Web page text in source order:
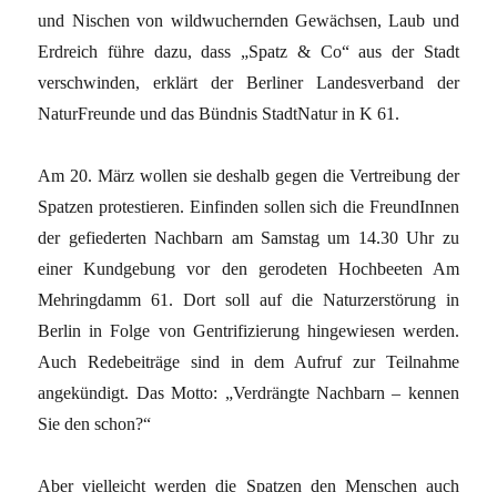
und Nischen von wildwuchernden Gewächsen, Laub und
Erdreich führe dazu, dass „Spatz & Co“ aus der Stadt
verschwinden, erklärt der Berliner Landesverband der
NaturFreunde und das Bündnis StadtNatur in K 61.
Am 20. März wollen sie deshalb gegen die Vertreibung der
Spatzen protestieren. Einfinden sollen sich die FreundInnen
der gefiederten Nachbarn am Samstag um 14.30 Uhr zu
einer Kundgebung vor den gerodeten Hochbeeten Am
Mehringdamm 61. Dort soll auf die Naturzerstörung in
Berlin in Folge von Gentrifizierung hingewiesen werden.
Auch Redebeiträge sind in dem Aufruf zur Teilnahme
angekündigt. Das Motto: „Verdrängte Nachbarn – kennen
Sie den schon?“
Aber vielleicht werden die Spatzen den Menschen auch